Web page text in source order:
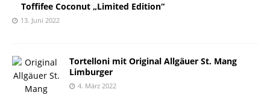
Toffifee Coconut „Limited Edition“
13. Juni 2022
Tortelloni mit Original Allgäuer St. Mang
Limburger
4. März 2022